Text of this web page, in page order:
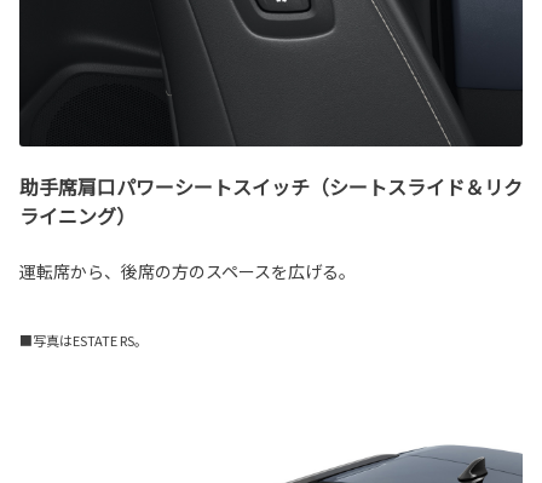
助手席肩口パワーシートスイッチ（シートスライド＆リク
ライニング）
運転席から、後席の方のスペースを広げる。
■写真はESTATE RS。